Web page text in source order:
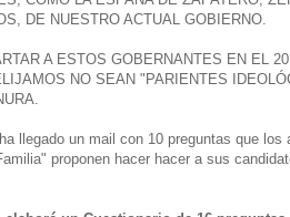
DE NUESTRO ACTUAL GOBIERNO.
A ESTOS GOBERNANTES EN EL
NO SEAN "PARIENTES
llegado un mail con 10 preguntas que los
proponen hacer hacer a sus